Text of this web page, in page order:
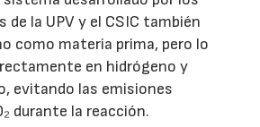
de la UPV y el CSIC también
como materia prima, pero lo
en hidrógeno y
evitando las emisiones
durante la reacción.